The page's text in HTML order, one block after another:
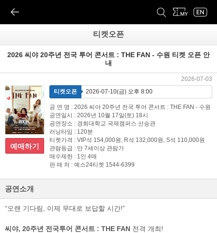
티켓오픈
2026 씨야 20주년 전국 투어 콘서트 : THE FAN - 수원 티켓 오픈 안
내
2026-07-03
예매하기
티켓오픈 2026-07-10(금) 오후 8:00
공 연 명 : 2026 씨야 20주년 전국 투어 콘서트 : THE FAN - 수원
공연일시 : 2026년 10월 17일(토) 18시
공연장소 : 경희대학교 국제캠퍼스 선승관
러닝타임 : 120분
티켓가격 : VIP석 154,000원, R석 132,000원, S석 110,000원
관람등급 : 만 7세이상 관람가
매수제한 : 1인 4매
판 매 처 : 예스24티켓 1544-6399
공연소개
“오랜 기다림, 이제 무대로 보답할 시간!”
씨야, 20주년 전국투어 콘서트 : THE FAN 전격 개최!